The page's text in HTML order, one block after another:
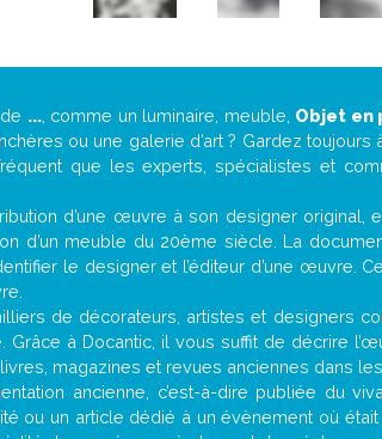
..., comme un luminaire, meuble, Objet en
ou une galerie d’art ? Gardez
que les experts, spécialistes et
d’une œuvre à son designer
d’un meuble du 20ème siècle. La
le designer et l’éditeur d’une œuvre.
de décorateurs, artistes et designers
Grâce à Docantic, il vous suffit de décrire
livres, magazines et revues anciennes dans
ancienne, c’est-à-dire publiée du
ou un article dédié à un évènement où